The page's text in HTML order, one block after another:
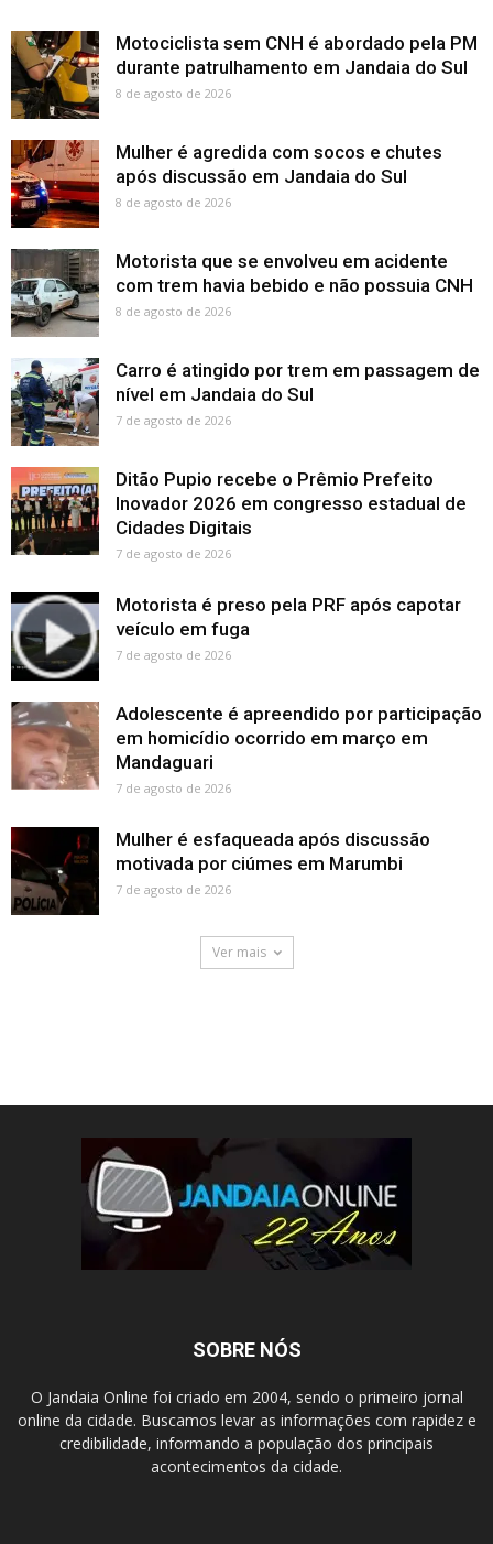
Motociclista sem CNH é abordado pela PM
durante patrulhamento em Jandaia do Sul
8 de agosto de 2026
Mulher é agredida com socos e chutes
após discussão em Jandaia do Sul
8 de agosto de 2026
Motorista que se envolveu em acidente
com trem havia bebido e não possuia CNH
8 de agosto de 2026
Carro é atingido por trem em passagem de
nível em Jandaia do Sul
7 de agosto de 2026
Ditão Pupio recebe o Prêmio Prefeito
Inovador 2026 em congresso estadual de
Cidades Digitais
7 de agosto de 2026
Motorista é preso pela PRF após capotar
veículo em fuga
7 de agosto de 2026
Adolescente é apreendido por participação
em homicídio ocorrido em março em
Mandaguari
7 de agosto de 2026
Mulher é esfaqueada após discussão
motivada por ciúmes em Marumbi
7 de agosto de 2026
Ver mais
SOBRE NÓS
O Jandaia Online foi criado em 2004, sendo o primeiro jornal
online da cidade. Buscamos levar as informações com rapidez e
credibilidade, informando a população dos principais
acontecimentos da cidade.